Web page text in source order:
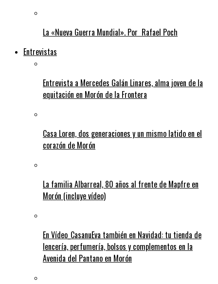
La «Nueva Guerra Mundial». Por Rafael Poch
Entrevistas
Entrevista a Mercedes Galán Linares, alma joven de la
equitación en Morón de la Frontera
Casa Loren, dos generaciones y un mismo latido en el
corazón de Morón
La familia Albarreal, 80 años al frente de Mapfre en
Morón (incluye vídeo)
En Vídeo_CasanuEva también en Navidad: tu tienda de
lencería, perfumería, bolsos y complementos en la
Avenida del Pantano en Morón